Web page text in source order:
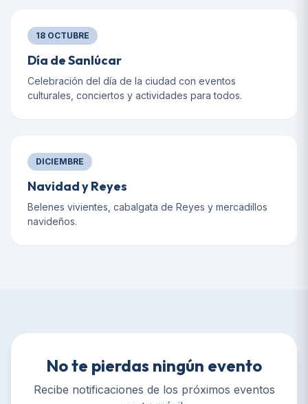
18 OCTUBRE
Día de Sanlúcar
Celebración del día de la ciudad con eventos
culturales, conciertos y actividades para todos.
DICIEMBRE
Navidad y Reyes
Belenes vivientes, cabalgata de Reyes y mercadillos
navideños.
No te pierdas ningún evento
Recibe notificaciones de los próximos eventos